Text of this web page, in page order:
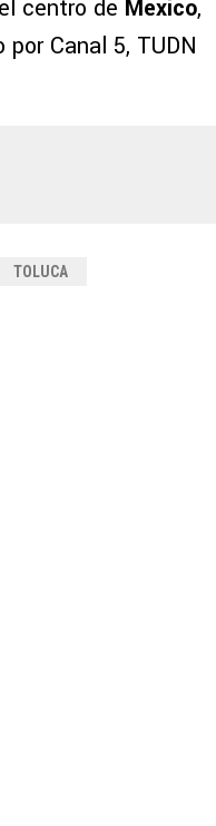
centro de México,
Canal 5, TUDN
TOLUCA